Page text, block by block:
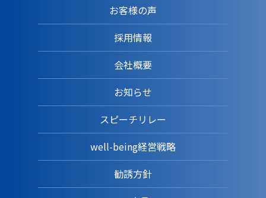
お客様の声
採用情報
会社概要
お知らせ
スピーチリレー
well-being経営戦略
勧誘方針